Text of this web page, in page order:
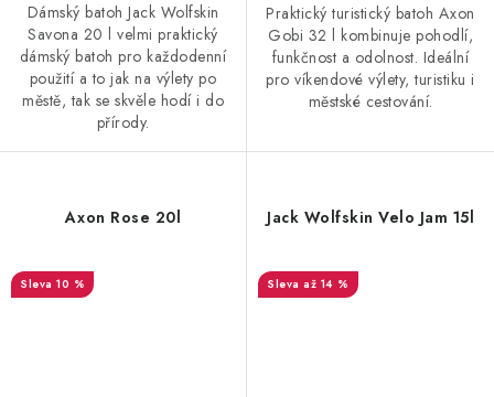
Dámský batoh Jack Wolfskin
Savona 20 l velmi praktický
dámský batoh pro každodenní
použití a to jak na výlety po
městě, tak se skvěle hodí i do
přírody.
Praktický turistický batoh Axon
Gobi 32 l kombinuje pohodlí,
funkčnost a odolnost. Ideální
pro víkendové výlety, turistiku i
městské cestování.
Axon Rose 20l
10 %
Jack Wolfskin Velo Jam 15l
až 14 %